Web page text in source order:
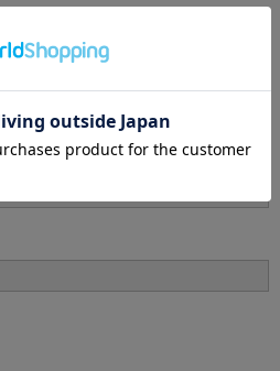
にはラメ糸を使用
はずした状態でのボリューム設定